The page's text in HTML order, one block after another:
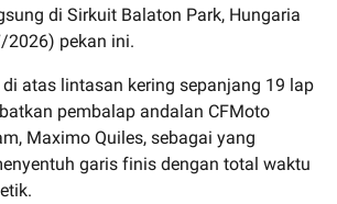
di Sirkuit Balaton Park, Hungaria
pekan ini.
atas lintasan kering sepanjang 19 lap
pembalap andalan CFMoto
Maximo Quiles, sebagai yang
garis finis dengan total waktu